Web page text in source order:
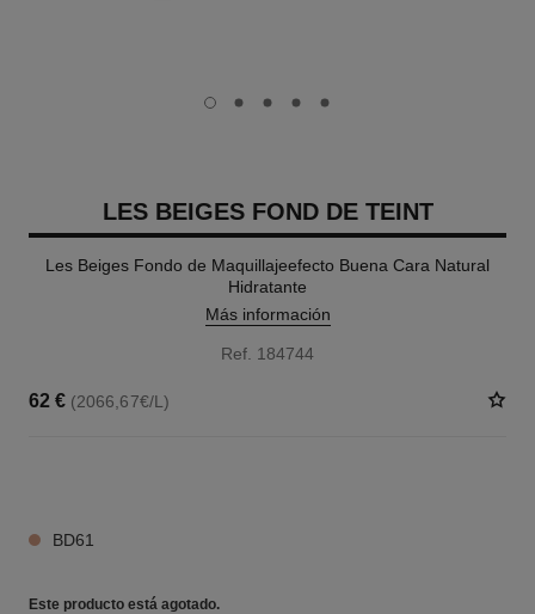
carousel dot
carousel dot
carousel dot
carousel dot
carousel dot
LES BEIGES FOND DE TEINT
Les Beiges Fondo de Maquillajeefecto Buena Cara Natural
Hidratante
Más información
Ref. 184744
62 € (2066,67€/L)
BD61
Este producto está agotado.